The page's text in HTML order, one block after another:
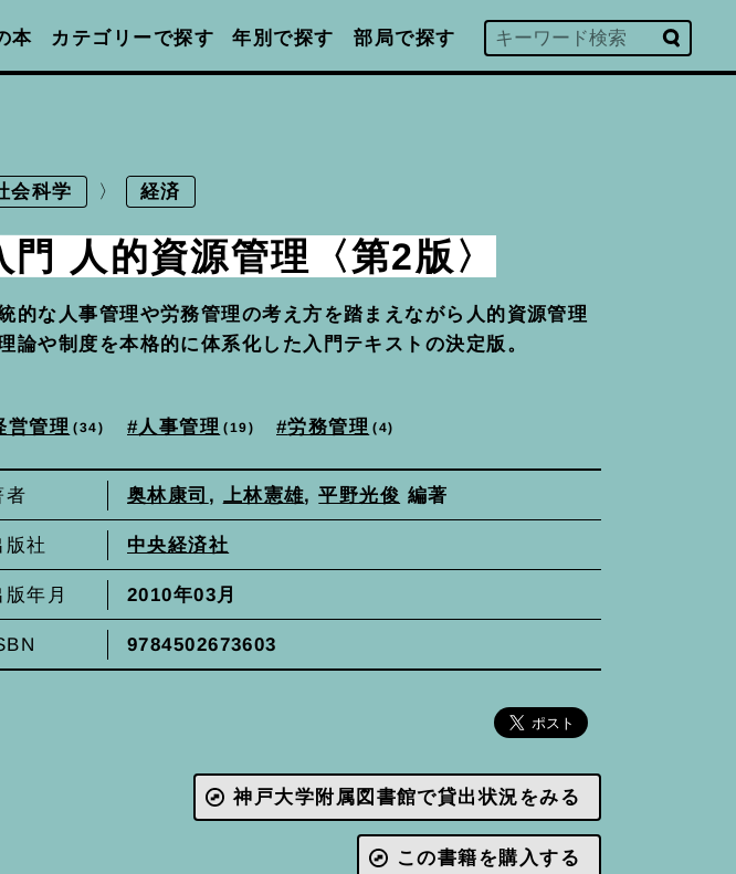
本 カテゴリーで探す 年別で探す 部局で探す
会科学 経済
門 人的資源管理〈第2版〉
的な人事管理や労務管理の考え方を踏まえながら人的資源管理
論や制度を本格的に体系化した入門テキストの決定版。
営管理 34 人事管理 19 労務管理 4
者 奥林康司 , 上林憲雄,平野光俊 編著
版社 中央経済社
版年月 2010年03月
9784502673603
神戸大学附属図書館で貸出状況をみる
この書籍を購入する